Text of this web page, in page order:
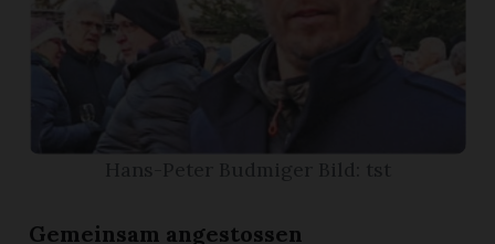
App
Gemeinsam angestossen